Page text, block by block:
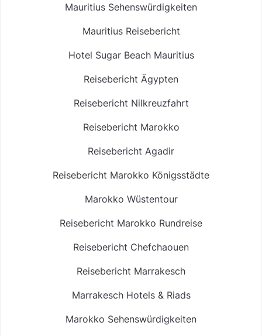
Mauritius Sehenswürdigkeiten
Mauritius Reisebericht
Hotel Sugar Beach Mauritius
Reisebericht Ägypten
Reisebericht Nilkreuzfahrt
Reisebericht Marokko
Reisebericht Agadir
Reisebericht Marokko Königsstädte
Marokko Wüstentour
Reisebericht Marokko Rundreise
Reisebericht Chefchaouen
Reisebericht Marrakesch
Marrakesch Hotels & Riads
Marokko Sehenswürdigkeiten